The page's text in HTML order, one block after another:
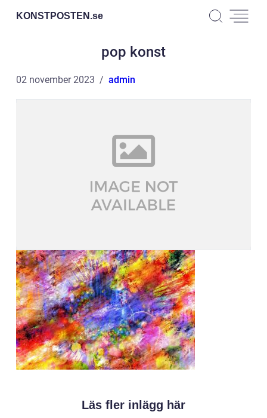
KONSTPOSTEN.se
pop konst
02 november 2023 admin
Läs fler inlägg här